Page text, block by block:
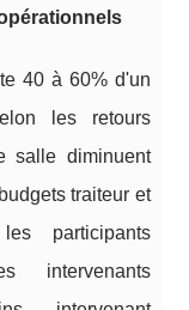
40 à 60% d'un
les retours
salle diminuent
traiteur et
participants
intervenants